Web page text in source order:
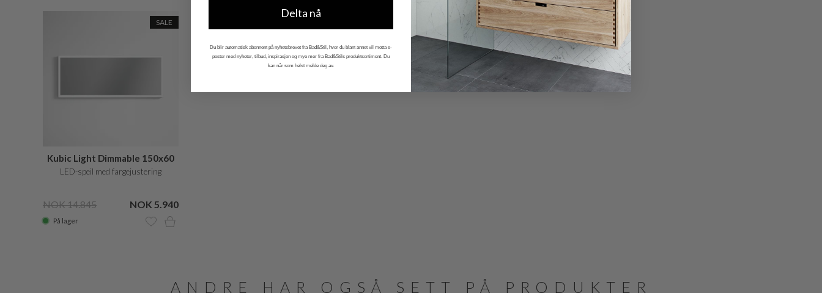
SALE
Kubic Light Dimmable 150x60
LED-speil med fargejustering
NOK 14.845 NOK 5.940
På lager
ANDRE HAR OGSÅ SETT PÅ PRODUKTER
Delta nå
Du blir automatisk abonnent på nyhetsbrevet fra Bad&Stil, hvor du blant annet vil motta e-
poster med nyheter, tilbud, inspirasjon og mye mer fra Bad&Stils produktsortiment. Du
kan når som helst melde deg av.